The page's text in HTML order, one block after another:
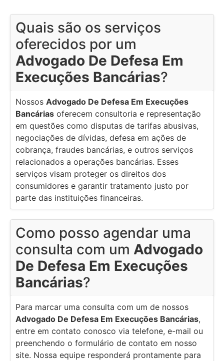
Quais são os serviços
oferecidos por um
Advogado De Defesa Em
Execuções Bancárias?
Nossos Advogado De Defesa Em Execuções
Bancárias oferecem consultoria e representação
em questões como disputas de tarifas abusivas,
negociações de dívidas, defesa em ações de
cobrança, fraudes bancárias, e outros serviços
relacionados a operações bancárias. Esses
serviços visam proteger os direitos dos
consumidores e garantir tratamento justo por
parte das instituições financeiras.
Como posso agendar uma
consulta com um Advogado
De Defesa Em Execuções
Bancárias?
Para marcar uma consulta com um de nossos
Advogado De Defesa Em Execuções Bancárias,
entre em contato conosco via telefone, e-mail ou
preenchendo o formulário de contato em nosso
site. Nossa equipe responderá prontamente para